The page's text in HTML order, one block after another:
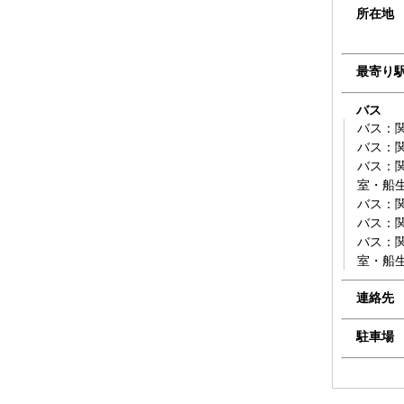
所在地
最寄り
バス
バス：
バス：
バス：
室・船
バス：
バス：
バス：
室・船
連絡先
駐車場